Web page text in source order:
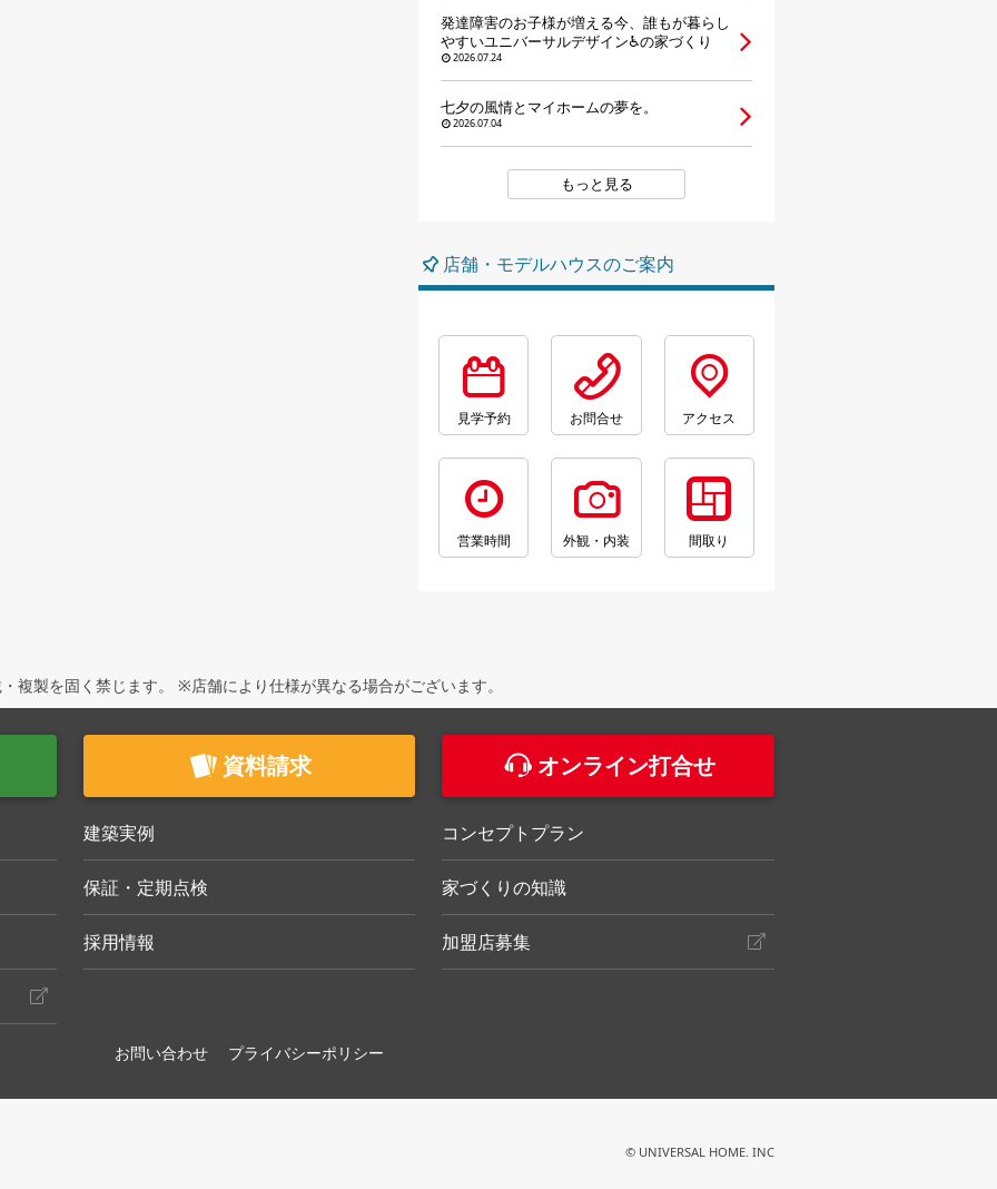
発達障害のお子様が増える今、誰もが暮らし
やすいユニバーサルデザイン♿の家づくり
2026.07.24
七夕の風情とマイホームの夢を。
2026.07.04
もっと見る
店舗・モデルハウスのご案内
見学予約 お問合せ アクセス
営業時間 外観・内装 間取り
複製を固く禁じます。 ※店舗により仕様が異なる場合がございます。
資料請求 オンライン打合せ
建築実例 コンセプトプラン
保証・定期点検 家づくりの知識
採用情報 加盟店募集
お問い合わせ プライバシーポリシー
© UNIVERSAL HOME. INC